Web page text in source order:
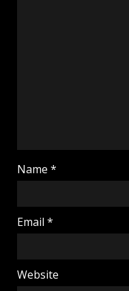
Name *
Email *
Website